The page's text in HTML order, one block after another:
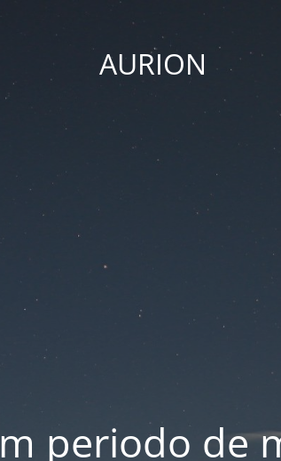
AURION
periodo de